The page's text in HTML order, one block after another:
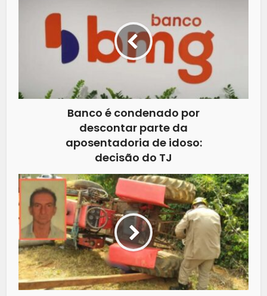
Banco é condenado por
descontar parte da
aposentadoria de idoso:
decisão do TJ